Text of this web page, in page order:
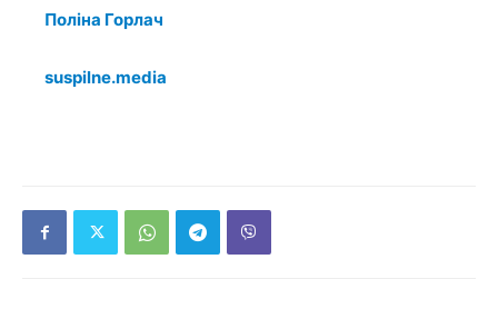
Поліна Горлач
suspilne.media